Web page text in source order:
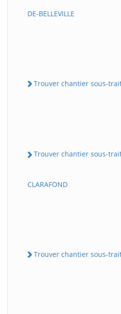
DE-BELLEVILLE
Trouver chantier sous-
Trouver chantier sous-
CLARAFOND
Trouver chantier sous-